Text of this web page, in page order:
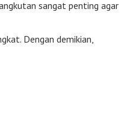
sangat penting agar
Dengan demikian,